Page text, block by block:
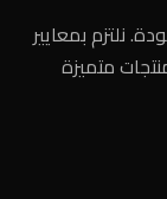
نلتزم بمعايير
متميزة